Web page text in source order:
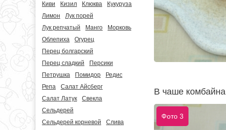
Киви
Кизил Клюква
Кукуруза
Лимон
Лук порей
Лук репчатый
Манго
Морковь
Облепиха
Огурец
Перец болгарский
Перец сладкий
Персики
Петрушка
Помидор
Редис
Репа
Салат Айсберг
Салат Латук
Свекла
Сельдерей
Сельдерей корневой
Слива
В чаше комбайна
Фото 3